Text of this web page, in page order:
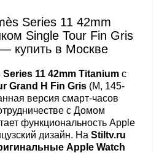
Series 11 42mm
Single Tour Fin Gris
купить в Москве
11 42mm Titanium с
Grand H Fin Gris (M, 145-
версия смарт-часов
с Домом
функциональность Apple
дизайн. На Stiltv.ru
Apple Watch